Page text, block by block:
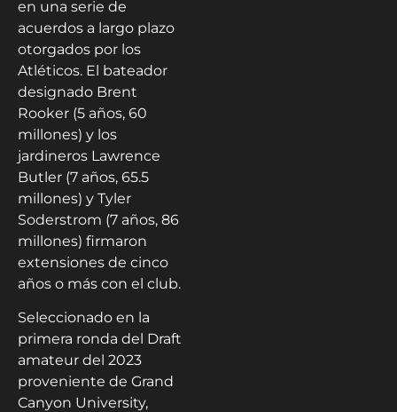
en una serie de
acuerdos a largo plazo
otorgados por los
Atléticos. El bateador
designado Brent
Rooker (5 años, 60
millones) y los
jardineros Lawrence
Butler (7 años, 65.5
millones) y Tyler
Soderstrom (7 años, 86
millones) firmaron
extensiones de cinco
años o más con el club.
Seleccionado en la
primera ronda del Draft
amateur del 2023
proveniente de Grand
Canyon University,